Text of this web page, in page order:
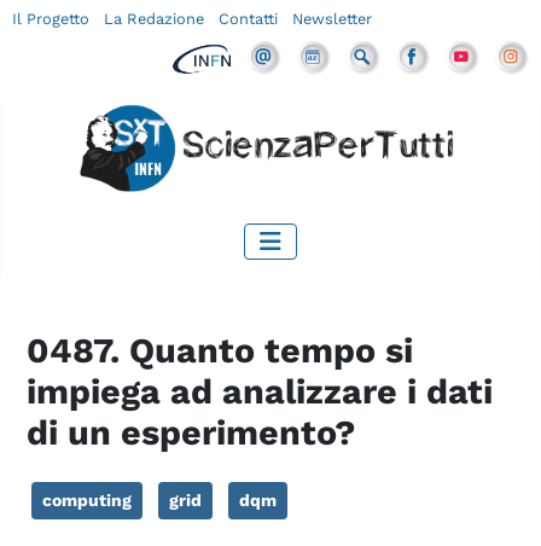
Il Progetto La Redazione Contatti Newsletter
0487. Quanto tempo si
impiega ad analizzare i dati
di un esperimento?
computing grid dqm